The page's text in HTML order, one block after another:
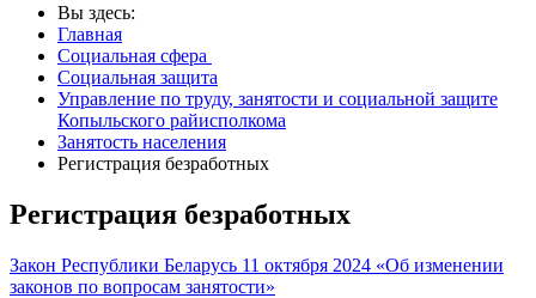
Вы здесь:
Главная
Социальная сфера
Социальная защита
Управление по труду, занятости и социальной защите
Копыльского райисполкома
Занятость населения
Регистрация безработных
Регистрация безработных
Закон Республики Беларусь 11 октября 2024 «Об изменении
законов по вопросам занятости»